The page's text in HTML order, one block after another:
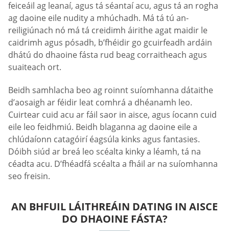
feiceáil ag leanaí, agus tá séantaí acu, agus tá an rogha
ag daoine eile nudity a mhúchadh. Má tá tú an-
reiligiúnach nó má tá creidimh áirithe agat maidir le
caidrimh agus pósadh, b’fhéidir go gcuirfeadh ardáin
dhátú do dhaoine fásta rud beag corraitheach agus
suaiteach ort.
Beidh samhlacha beo ag roinnt suíomhanna dátaithe
d’aosaigh ar féidir leat comhrá a dhéanamh leo.
Cuirtear cuid acu ar fáil saor in aisce, agus íocann cuid
eile leo feidhmiú. Beidh blaganna ag daoine eile a
chlúdaíonn catagóirí éagsúla kinks agus fantasies.
Dóibh siúd ar breá leo scéalta kinky a léamh, tá na
céadta acu. D’fhéadfá scéalta a fháil ar na suíomhanna
seo freisin.
AN BHFUIL LÁITHREÁIN DATING IN AISCE
DO DHAOINE FÁSTA?